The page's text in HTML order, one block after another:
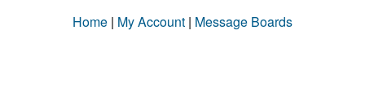
Home | My Account | Message Boards